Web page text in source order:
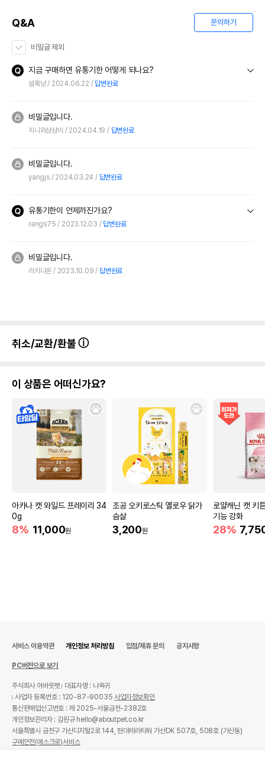
Q&A 문의하기
비밀글 제외
지금 구매하면 유통기한 어떻게 되나요?
셜록냥 2024.06.22 답변완료
비밀글입니다.
지니와샴샴이 2024.04.19 답변완료
비밀글입니다.
yangjs 2024.03.24 답변완료
유통기한이 언제까진가요?
rangs75 2023.12.03 답변완료
비밀글입니다.
러키다온 2023.10.09 답변완료
취소/교환/환불
이 상품은 어떠신가요?
아카나 캣 와일드 프레이리 34
0g
8% 11,000원
조공 오키로스틱 옐로우 닭가
슴살
3,200원
로얄캐닌 캣 키
기능 강화
28%
서비스 이용약관 개인정보 처리방침 입점/제휴 문의 공지사항
PC버전으로 보기
주식회사 어바웃펫
대표자명 : 나옥귀
사업자 등록번호 : 120-87-90035사업자정보확인
통신판매업신고번호 : 제 2025-서울금천-2382호
개인정보관리자 : 김원규 hello@aboutpet.co.kr
서울특별시 금천구 가산디지털2로 144, 현대테라타워 가산DK 507호, 508호 (가산동)
구매안전(에스크로)서비스